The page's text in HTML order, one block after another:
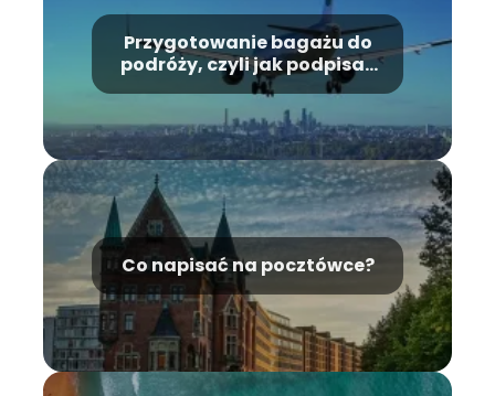
Przygotowanie bagażu do
podróży, czyli jak podpisać
bagaż do samolotu?
Co napisać na pocztówce?